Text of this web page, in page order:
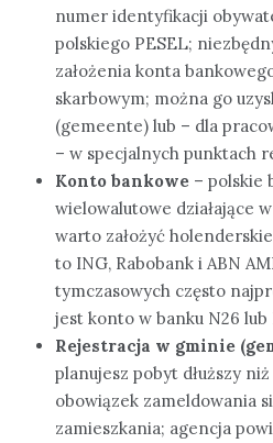
numer identyfikacji
polskiego PESEL;
założenia konta
skarbowym; można go
(gemeente) lub – dla
– w specjalnych punktach
Konto bankowe – polskie
wielowalutowe działające
warto założyć
to ING, Rabobank i ABN
tymczasowych często
jest konto w banku N26 lub
Rejestracja w gminie
planujesz pobyt dłuższy
obowiązek zameldowania
zamieszkania; agencja